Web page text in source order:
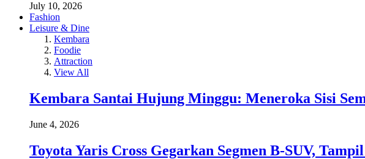
July 10, 2026
Fashion
Leisure & Dine
Kembara
Foodie
Attraction
View All
Kembara Santai Hujung Minggu: Meneroka Sisi
June 4, 2026
Toyota Yaris Cross Gegarkan Segmen B-SUV,